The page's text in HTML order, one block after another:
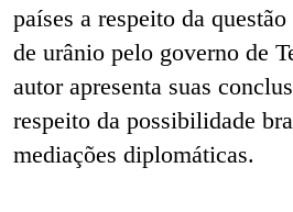
países a respeito da
de urânio pelo governo de
autor apresenta suas
respeito da possibilidade
mediações diplomáticas.